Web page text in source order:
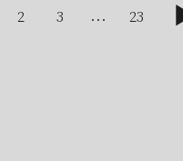
...